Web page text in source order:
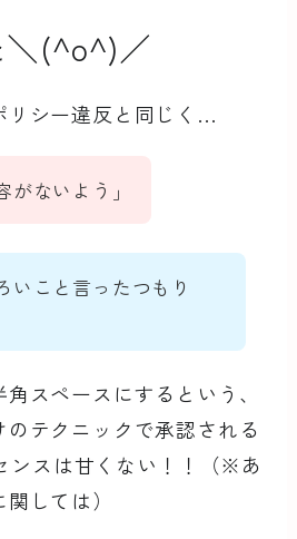
(^o^)／
リシー違反と同じく…
がないよう」
いこと言ったつもり
スペースにするという、
のテクニックで承認される
ンスは甘くない！！（※あ
しては）